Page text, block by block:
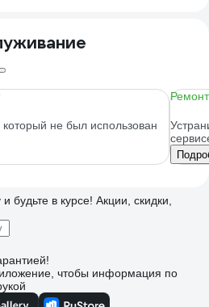
не был использован
и будьте в курсе! Акции, скидки,
чтобы информация по